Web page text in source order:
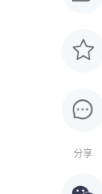
分享